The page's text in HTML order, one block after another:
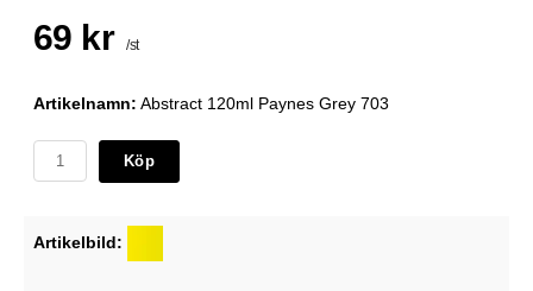
69 kr /st
Artikelnamn: Abstract 120ml Paynes Grey 703
Köp
Artikelbild: